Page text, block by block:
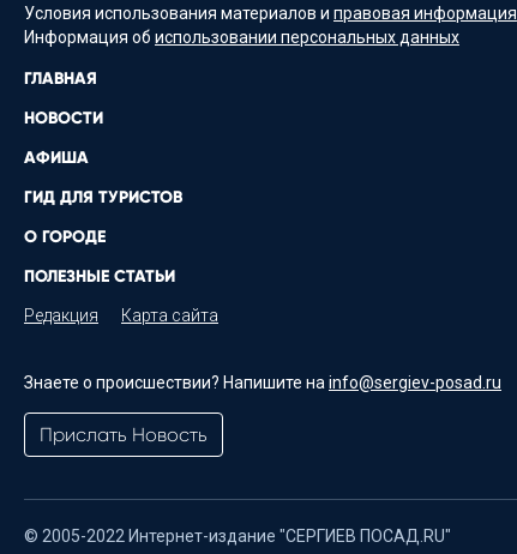
Условия использования материалов и правовая информация
Информация об использовании персональных данных
ГЛАВНАЯ
НОВОСТИ
АФИША
ГИД ДЛЯ ТУРИСТОВ
О ГОРОДЕ
ПОЛЕЗНЫЕ СТАТЬИ
Редакция Карта сайта
Знаете о происшествии? Напишите на info@sergiev-posad.ru
Прислать Новость
© 2005-2022 Интернет-издание "СЕРГИЕВ ПОСАД.RU"